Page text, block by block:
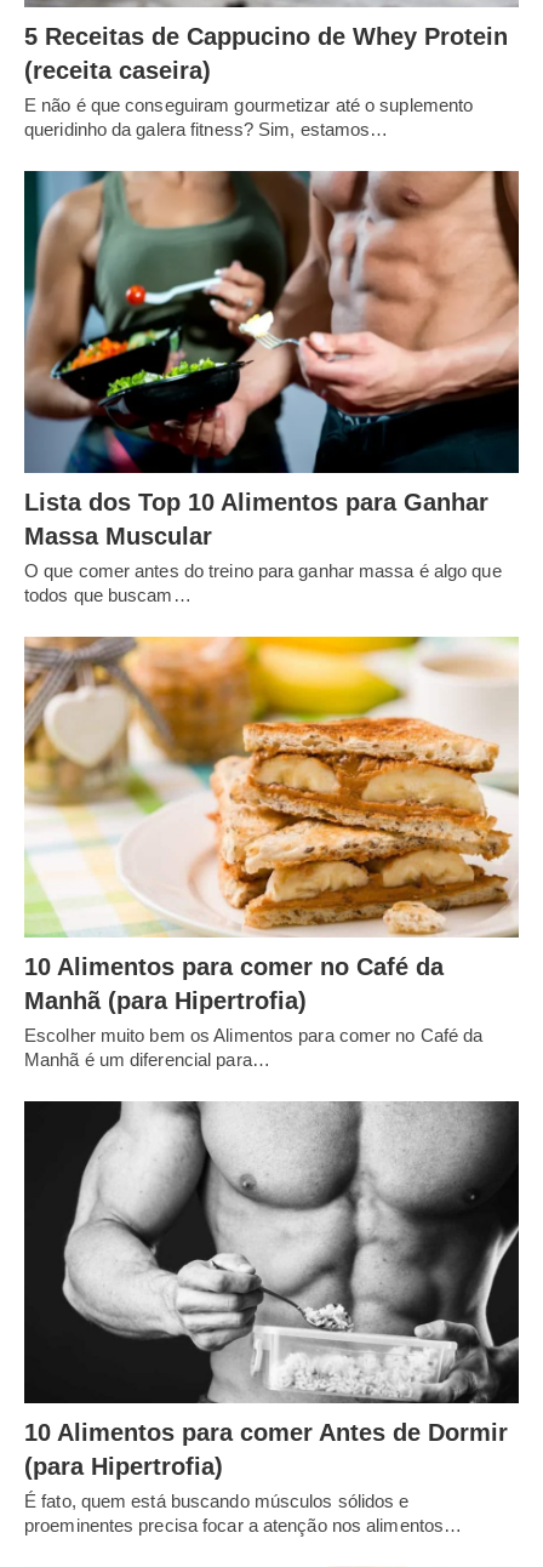
5 Receitas de Cappucino de Whey Protein
(receita caseira)
E não é que conseguiram gourmetizar até o suplemento
queridinho da galera fitness? Sim, estamos…
Lista dos Top 10 Alimentos para Ganhar
Massa Muscular
O que comer antes do treino para ganhar massa é algo que
todos que buscam…
10 Alimentos para comer no Café da
Manhã (para Hipertrofia)
Escolher muito bem os Alimentos para comer no Café da
Manhã é um diferencial para…
10 Alimentos para comer Antes de Dormir
(para Hipertrofia)
É fato, quem está buscando músculos sólidos e
proeminentes precisa focar a atenção nos alimentos…